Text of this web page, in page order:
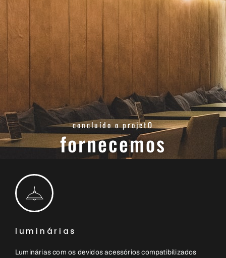
concluído o projetO
fornecemos
luminárias
Luminárias com os devidos acessórios compatibilizados